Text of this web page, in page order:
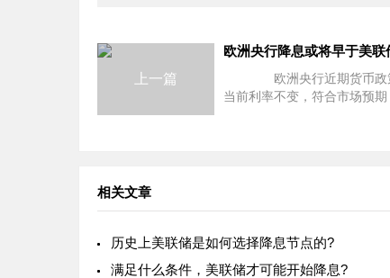
上一篇
欧洲央行近期货币政
当前利率不变，符合市场
相关文章
历史上美联储是如何选择降息节点的?
满足什么条件，美联储才可能开始降息?